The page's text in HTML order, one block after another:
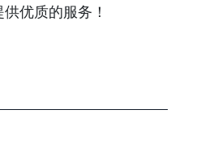
优质的服务！